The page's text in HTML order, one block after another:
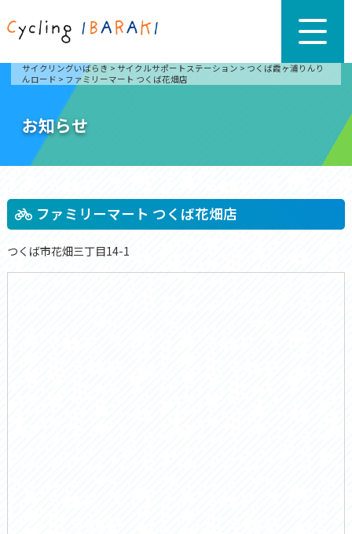
サイクリングいばらき > サイクルサポートステーション > つくば霞ヶ浦りんり
んロード > ファミリーマート つくば花畑店
お知らせ
ファミリーマート つくば花畑店
つくば市花畑三丁目14-1